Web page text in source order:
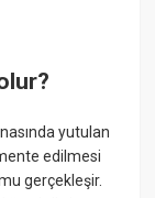
yutulan
edilmesi
gerçekleşir.